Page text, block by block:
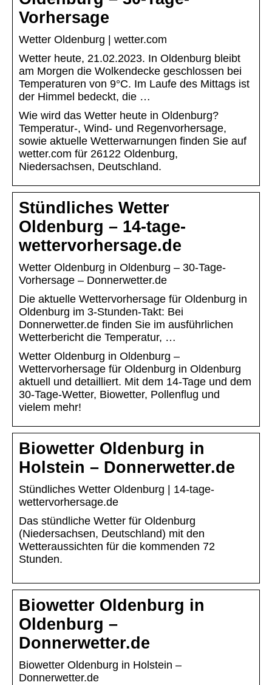
Vorhersage
Wetter Oldenburg | wetter.com
Wetter heute, 21.02.2023. In Oldenburg bleibt
am Morgen die Wolkendecke geschlossen bei
Temperaturen von 9°C. Im Laufe des Mittags ist
der Himmel bedeckt, die …
Wie wird das Wetter heute in Oldenburg?
Temperatur-, Wind- und Regenvorhersage,
sowie aktuelle Wetterwarnungen finden Sie auf
wetter.com für 26122 Oldenburg,
Niedersachsen, Deutschland.
Stündliches Wetter
Oldenburg – 14-tage-
wettervorhersage.de
Wetter Oldenburg in Oldenburg – 30-Tage-
Vorhersage – Donnerwetter.de
Die aktuelle Wettervorhersage für Oldenburg in
Oldenburg im 3-Stunden-Takt: Bei
Donnerwetter.de finden Sie im ausführlichen
Wetterbericht die Temperatur, …
Wetter Oldenburg in Oldenburg –
Wettervorhersage für Oldenburg in Oldenburg
aktuell und detailliert. Mit dem 14-Tage und dem
30-Tage-Wetter, Biowetter, Pollenflug und
vielem mehr!
Biowetter Oldenburg in
Holstein – Donnerwetter.de
Stündliches Wetter Oldenburg | 14-tage-
wettervorhersage.de
Das stündliche Wetter für Oldenburg
(Niedersachsen, Deutschland) mit den
Wetteraussichten für die kommenden 72
Stunden.
Biowetter Oldenburg in
Oldenburg –
Donnerwetter.de
Biowetter Oldenburg in Holstein –
Donnerwetter.de